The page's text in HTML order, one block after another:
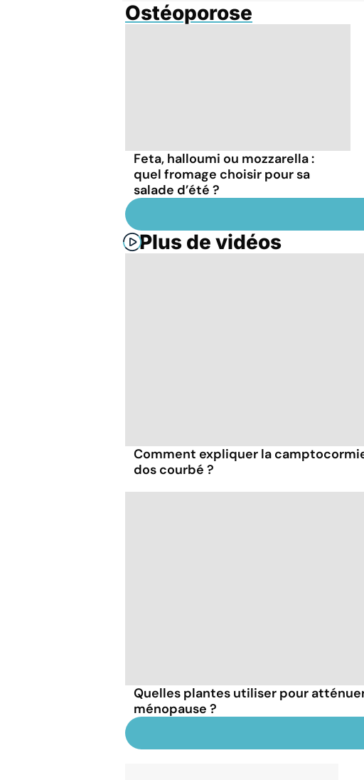
Ostéoporose
Feta, halloumi ou mozzarella :
quel fromage choisir pour sa
salade d’été ?
Plus de vidéos
Comment expliquer la
dos courbé ?
Quelles plantes utiliser pour
ménopause ?